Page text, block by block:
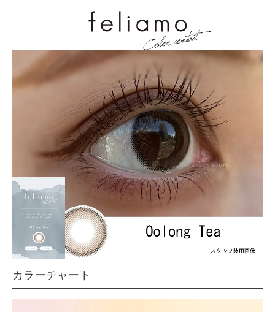
カラーチャート